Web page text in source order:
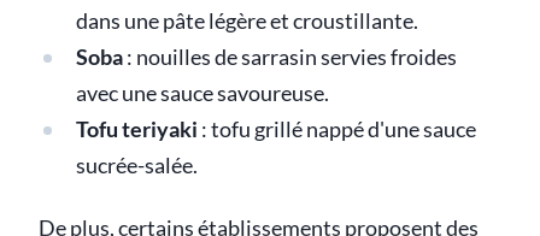
dans une pâte légère et croustillante.
Soba: nouilles de sarrasin servies froides
avec une sauce savoureuse.
Tofu teriyaki : tofu grillé nappé d'une sauce
sucrée-salée.
De plus, certains établissements proposent des